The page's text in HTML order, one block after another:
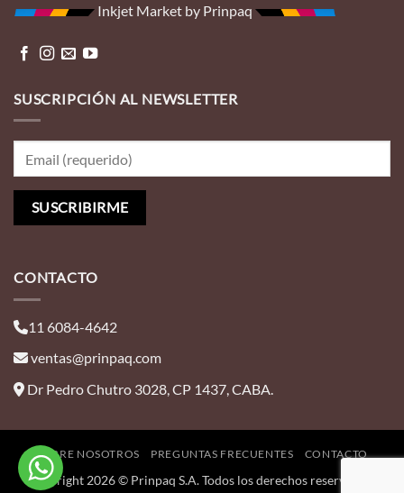
Inkjet Market by Prinpaq
SUSCRIPCIÓN AL NEWSLETTER
CONTACTO
11 6084-4642
ventas@prinpaq.com
Dr Pedro Chutro 3028, CP 1437, CABA.
SOBRE NOSOTROS PREGUNTAS FRECUENTES CONTACTO
Copyright 2026 © Prinpaq S.A. Todos los derechos reservados |